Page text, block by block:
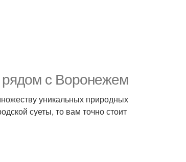
рядом с Воронежем
уникальных природных
суеты, то вам точно стоит